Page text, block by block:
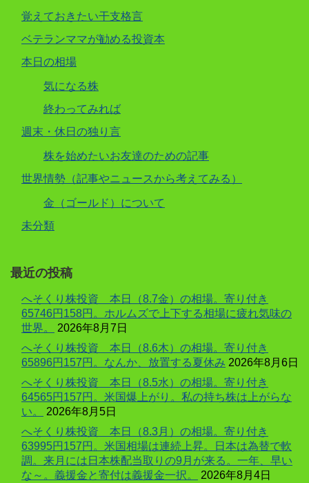
覚えておきたい干支格言
ベテランママが勧める投資本
本日の相場
気になる株
終わってみれば
週末・休日の独り言
株を始めたいお友達のための記事
世界情勢（記事やニュースから考えてみる）
金（ゴールド）について
未分類
最近の投稿
へそくり株投資 本日（8.7金）の相場。寄り付き
65746円158円。ホルムズで上下する相場に疲れ気味の
世界。
2026年8月7日
へそくり株投資 本日（8.6木）の相場。寄り付き
65896円157円。なんか、放置する夏休み 2026年8月6日
へそくり株投資 本日（8.5水）の相場。寄り付き
64565円157円。米国爆上がり。私の持ち株は上がらな
い。
2026年8月5日
へそくり株投資 本日（8.3月）の相場。寄り付き
63995円157円。米国相場は連続上昇。日本は為替で軟
調。来月には日本株配当取りの9月が来る。一年、早い
な～。義援金と寄付は義援金一択。
2026年8月4日